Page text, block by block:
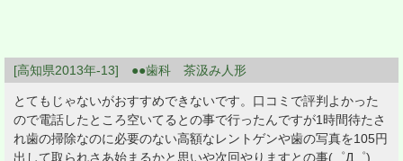
[高知県2013年-13] ●●歯科 茶汲み人形
とてもじゃないがおすすめできないです。口コミで評判よかった
ので電話したところ空いてるとの事で行ったんですが1時間待たさ
れ歯の掃除なのに必要のない高額なレントゲンや歯の写真を105円
出して取られさあ始まるかと思いや次回やりますとの事(゜Д゜)